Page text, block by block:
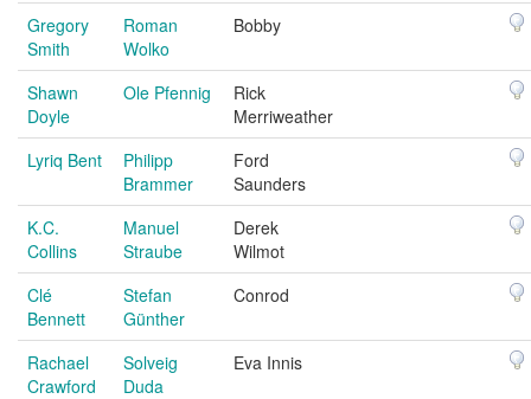
Gregory
Smith
Roman
Wolko
Bobby
Shawn
Doyle
Ole Pfennig
Rick
Merriweather
Lyriq Bent
Philipp
Brammer
Ford
Saunders
K.C.
Collins
Manuel
Straube
Derek
Wilmot
Clé
Bennett
Stefan
Günther
Conrod
Rachael
Crawford
Solveig
Duda
Eva Innis